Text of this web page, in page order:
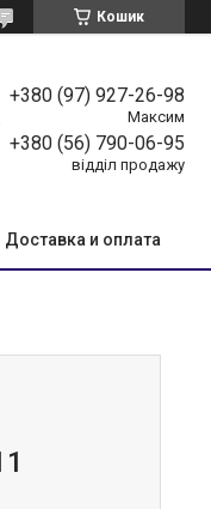
Кошик
+380 (97) 927-26-98
Максим
+380 (56) 790-06-95
відділ продажу
Доставка и оплата